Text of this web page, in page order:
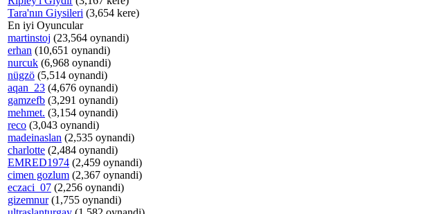
Tara'nın Giysileri (3,654 kere)
En iyi Oyuncular
martinstoj (23,564 oynandi)
erhan (10,651 oynandi)
nurcuk (6,968 oynandi)
nügzö (5,514 oynandi)
aqan_23 (4,676 oynandi)
gamzefb (3,291 oynandi)
mehmet. (3,154 oynandi)
reco (3,043 oynandi)
madeinaslan (2,535 oynandi)
charlotte (2,484 oynandi)
EMRED1974 (2,459 oynandi)
cimen gozlum (2,367 oynandi)
eczaci_07 (2,256 oynandi)
gizemnur(1,755 oynandi)